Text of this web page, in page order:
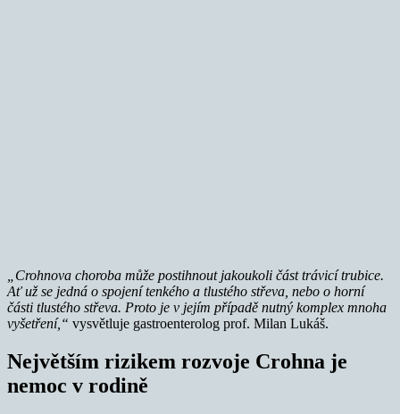
„Crohnova choroba může postihnout jakoukoli část trávicí trubice.
Ať už se jedná o spojení tenkého a tlustého střeva, nebo o horní
části tlustého střeva. Proto je v jejím případě nutný komplex mnoha
vyšetření,“ vysvětluje gastroenterolog prof. Milan Lukáš.
Největším rizikem rozvoje Crohna je
nemoc v rodině